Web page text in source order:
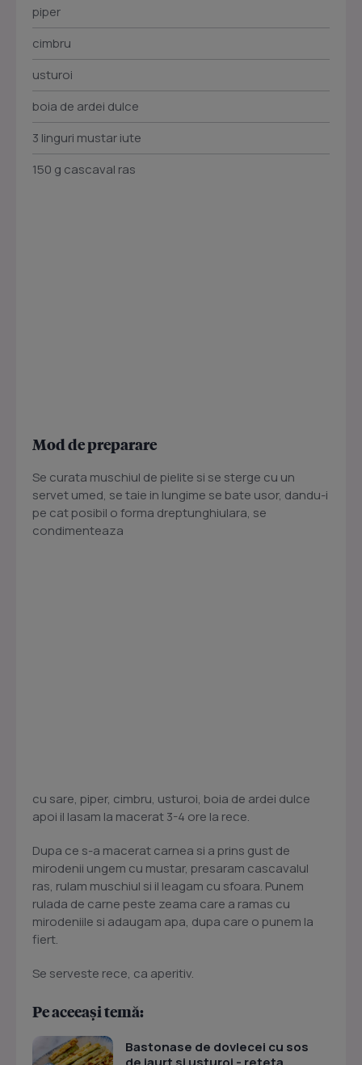
piper
cimbru
usturoi
boia de ardei dulce
3 linguri mustar iute
150 g cascaval ras
Mod de preparare
Se curata muschiul de pielite si se sterge cu un
servet umed, se taie in lungime se bate usor, dandu-i
pe cat posibil o forma dreptunghiulara, se
condimenteaza
cu sare, piper, cimbru, usturoi, boia de ardei dulce
apoi il lasam la macerat 3-4 ore la rece.
Dupa ce s-a macerat carnea si a prins gust de
mirodenii ungem cu mustar, presaram cascavalul
ras, rulam muschiul si il leagam cu sfoara. Punem
rulada de carne peste zeama care a ramas cu
mirodeniile si adaugam apa, dupa care o punem la
fiert.
Se serveste rece, ca aperitiv.
Pe aceeași temă:
Bastonase de dovlecei cu sos